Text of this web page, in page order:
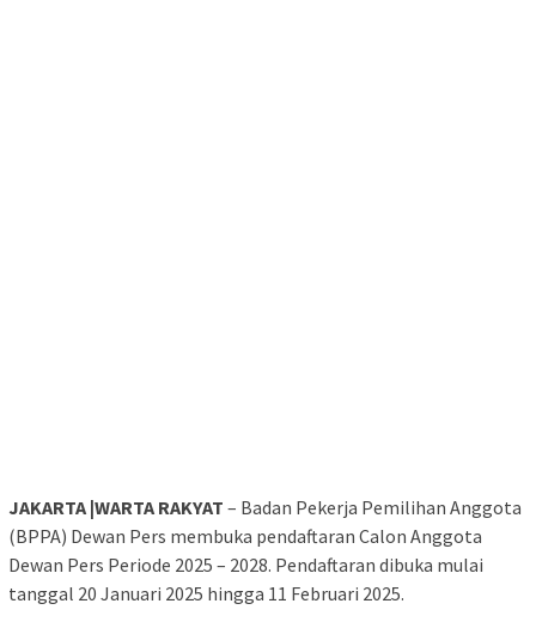
JAKARTA |WARTA RAKYAT – Badan Pekerja Pemilihan Anggota
(BPPA) Dewan Pers membuka pendaftaran Calon Anggota
Dewan Pers Periode 2025 – 2028. Pendaftaran dibuka mulai
tanggal 20 Januari 2025 hingga 11 Februari 2025.